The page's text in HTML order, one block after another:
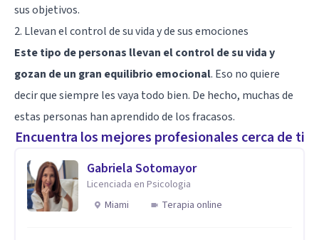
sus objetivos.
2. Llevan el control de su vida y de sus emociones
Este tipo de personas llevan el control de su vida y
gozan de un gran equilibrio emocional. Eso no quiere
decir que siempre les vaya todo bien. De hecho, muchas de
estas personas han aprendido de los fracasos.
Encuentra los mejores profesionales cerca de ti
Gabriela Sotomayor
Licenciada en Psicologia
Miami
Terapia online